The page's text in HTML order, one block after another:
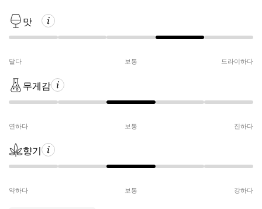
맛
달다 보통 드라이하다
무게감
연하다 보통 진하다
향기
약하다 보통 강하다